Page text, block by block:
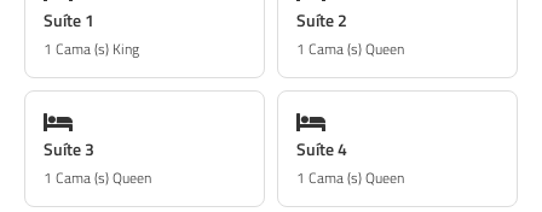
Suíte 1
1 Cama (s) King
Suíte 2
1 Cama (s) Queen
Suíte 3
1 Cama (s) Queen
Suíte 4
1 Cama (s) Queen